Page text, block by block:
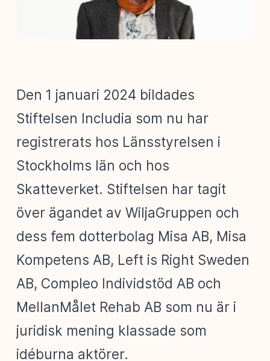
Den 1 januari 2024 bildades
Stiftelsen Includia som nu har
registrerats hos Länsstyrelsen i
Stockholms län och hos
Skatteverket. Stiftelsen har tagit
över ägandet av WiljaGruppen och
dess fem dotterbolag Misa AB, Misa
Kompetens AB, Left is Right Sweden
AB, Compleo Individstöd AB och
MellanMålet Rehab AB som nu är i
juridisk mening klassade som
idéburna aktörer.